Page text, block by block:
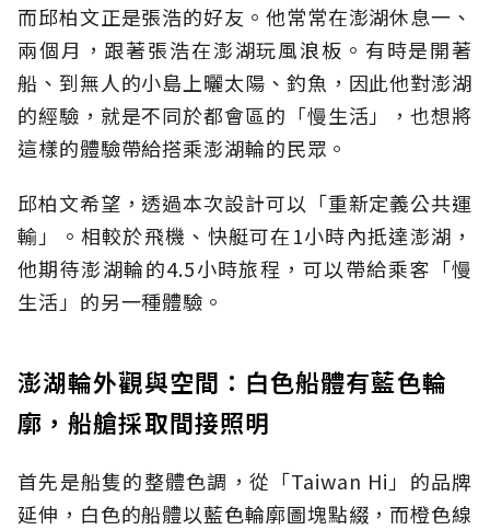
而邱柏文正是張浩的好友。他常常在澎湖休息一、
兩個月，跟著張浩在澎湖玩風浪板。有時是開著
船、到無人的小島上曬太陽、釣魚，因此他對澎湖
的經驗，就是不同於都會區的「慢生活」，也想將
這樣的體驗帶給搭乘澎湖輪的民眾。
邱柏文希望，透過本次設計可以「重新定義公共運
輸」。相較於飛機、快艇可在1小時內抵達澎湖，
他期待澎湖輪的4.5小時旅程，可以帶給乘客「慢
生活」的另一種體驗。
澎湖輪外觀與空間：白色船體有藍色輪
廓，船艙採取間接照明
首先是船隻的整體色調，從「Taiwan Hi」的品牌
延伸，白色的船體以藍色輪廓圖塊點綴，而橙色線